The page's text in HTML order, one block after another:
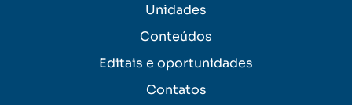
Unidades
Conteúdos
Editais e oportunidades
Contatos